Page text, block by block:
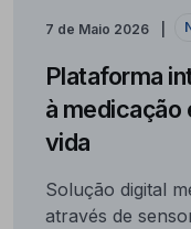
7 de Maio 2026
Plataforma
à medicação
vida
Solução digital
através de